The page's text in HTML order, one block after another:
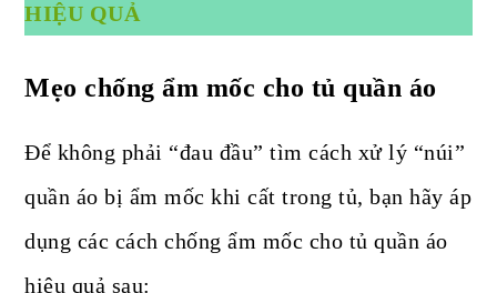
HIỆU QUẢ
Mẹo chống ẩm mốc cho tủ quần áo
Để không phải “đau đầu” tìm cách xử lý “núi”
quần áo bị ẩm mốc khi cất trong tủ, bạn hãy áp
dụng các cách chống ẩm mốc cho tủ quần áo
hiệu quả sau: